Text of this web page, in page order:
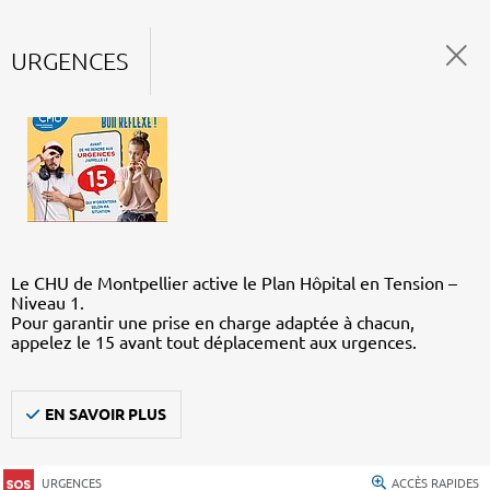
URGENCES
Le CHU de Montpellier active le Plan Hôpital en Tension –
Niveau 1.
Pour garantir une prise en charge adaptée à chacun,
appelez le 15 avant tout déplacement aux urgences.
EN SAVOIR PLUS
URGENCES ACCÈS RAPIDES